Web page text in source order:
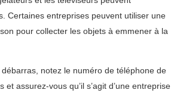
Certaines entreprises peuvent utiliser une
pour collecter les objets à emmener à la
débarras, notez le numéro de téléphone de
et assurez-vous qu’il s’agit d’une entreprise